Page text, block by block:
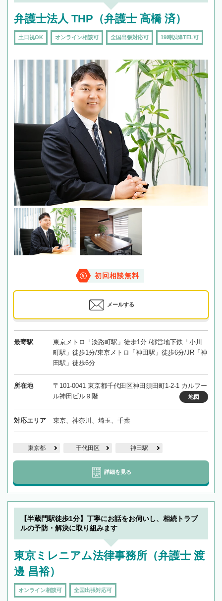
弁護士法人 THP（弁護士 高橋 済）
土日祝OK オンライン相談可 全国出張対応可 19時以降TEL可
初回相談無料
メールする
最寄駅
東京メトロ「淡路町駅」徒歩1分 /都営地下鉄「小川
町駅」徒歩1分/東京メトロ「神田駅」徒歩6分/JR「神
田駅」徒歩6分
所在地
〒101-0041 東京都千代田区神田須田町1-2-1 カルフー
ル神田ビル９階
地図
対応エリア 東京、神奈川、埼玉、千葉
東京都 千代田区 神田駅
詳細を見る
【半蔵門駅徒歩1分】丁寧にお話をお伺いし、相続トラブ
ルの予防・解決に取り組みます
東京ミレニアム法律事務所（弁護士 渡
邊 昌裕）
オンライン相談可 全国出張対応可